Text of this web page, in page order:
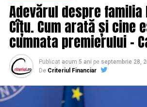
Adevărul despre
Cîțu. Cum arată și cine
cumnata premierului –
Publicat acum 5 ani pe septembrie 28,
De Criteriul Financiar